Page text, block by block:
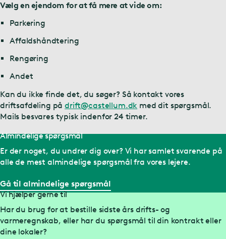
Vælg en ejendom for at få mere at vide om:
Parkering
Affaldshåndtering
Rengøring
Andet
Kan du ikke finde det, du søger? Så kontakt vores
driftsafdeling pådrift@castellum.dk med dit spørgsmål.
Mails besvares typisk indenfor 24 timer.
Almindelige spørgsmål
Er der noget, du undrer dig over? Vi har samlet svarende på
alle de mest almindelige spørgsmål fra vores lejere.
Gå til almindelige spørgsmål
Vi hjælper gerne til
Har du brug for at bestille sidste års drifts- og
varmeregnskab, eller har du spørgsmål til din kontrakt eller
dine lokaler?